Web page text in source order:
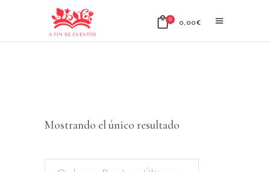
0 0,00€
Mostrando el único resultado